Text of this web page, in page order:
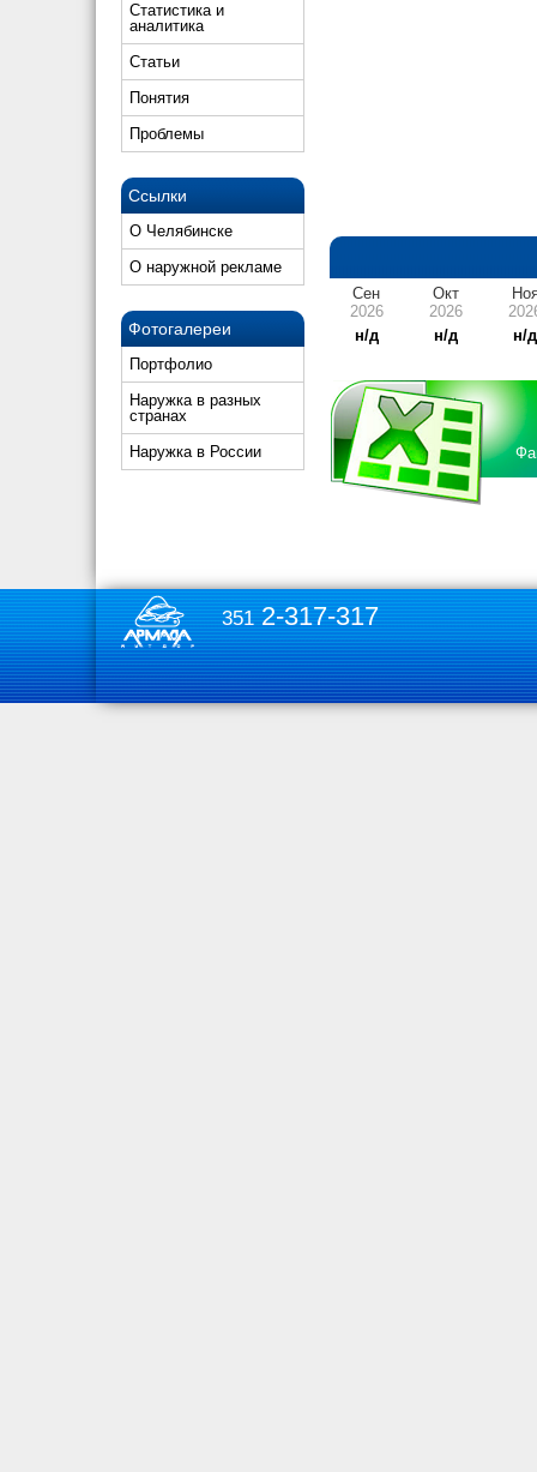
Статистика и
аналитика
Статьи
Понятия
Проблемы
Ссылки
О Челябинске
О наружной рекламе
Фотогалереи
Портфолио
Наружка в разных
странах
Наружка в России
Сен
2026
н/д
Окт
2026
н/д
н/д
3512-317-317